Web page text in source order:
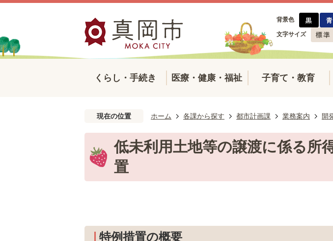
背景色
文字サイズ
くらし・手続き 医療・健康・福祉 子育て・教育
現在の位置 ホーム 各課から探す 都市計画課 業務案内 開
低未利用土地等の譲渡に係る所
置
特例措置の概要